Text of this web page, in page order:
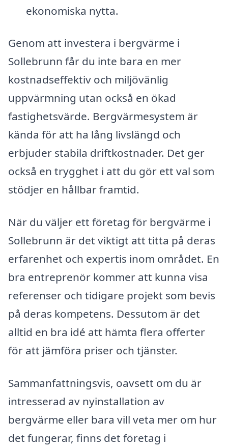
ekonomiska nytta.
Genom att investera i bergvärme i
Sollebrunn får du inte bara en mer
kostnadseffektiv och miljövänlig
uppvärmning utan också en ökad
fastighetsvärde. Bergvärmesystem är
kända för att ha lång livslängd och
erbjuder stabila driftkostnader. Det ger
också en trygghet i att du gör ett val som
stödjer en hållbar framtid.
När du väljer ett företag för bergvärme i
Sollebrunn är det viktigt att titta på deras
erfarenhet och expertis inom området. En
bra entreprenör kommer att kunna visa
referenser och tidigare projekt som bevis
på deras kompetens. Dessutom är det
alltid en bra idé att hämta flera offerter
för att jämföra priser och tjänster.
Sammanfattningsvis, oavsett om du är
intresserad av nyinstallation av
bergvärme eller bara vill veta mer om hur
det fungerar, finns det företag i